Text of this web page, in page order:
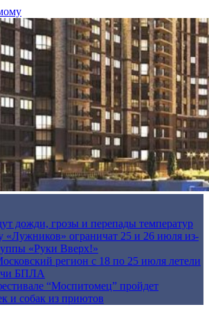
дожди, грозы и перепады температур
«Лужников» ограничат 25 и 26 июля из-
«Руки Вверх!»
регион с 18 по 25 июля летели
БПЛА
“Моспитомец” пройдет
и собак из приютов